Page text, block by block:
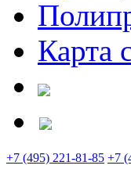
Карта
+7 (495) 221-81-85 +7